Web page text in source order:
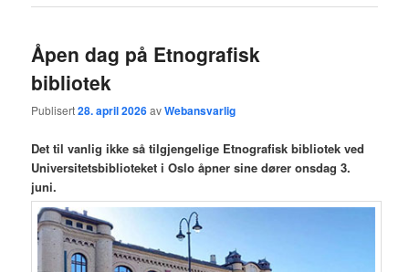
Åpen dag på Etnografisk
bibliotek
Publisert28. april 2026avWebansvarlig
Det til vanlig ikke så tilgjengelige Etnografisk bibliotek ved
Universitetsbiblioteket i Oslo åpner sine dører onsdag 3.
juni.